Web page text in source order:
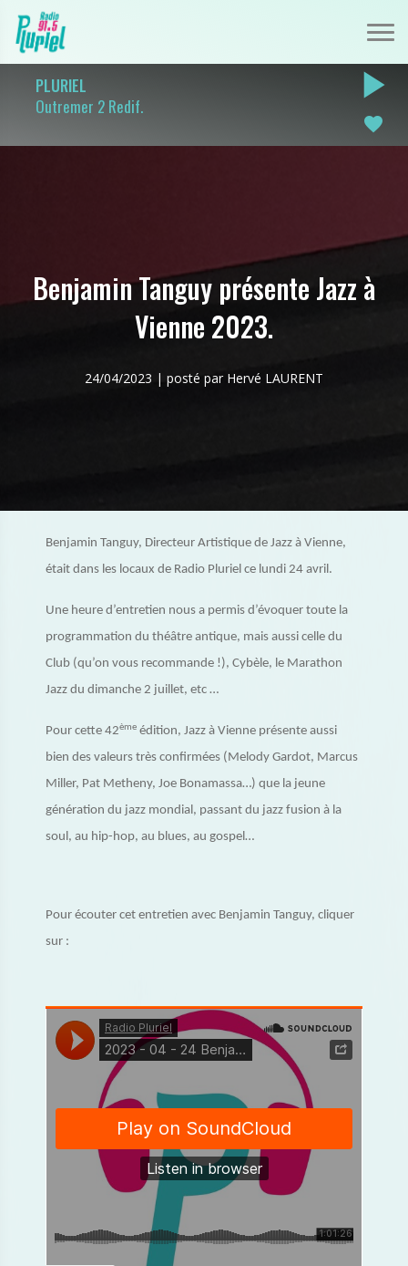
PLURIEL
Outremer 2 Redif.
play_arrow
favorite
Benjamin Tanguy présente Jazz à
Vienne 2023.
24/04/2023 | posté par Hervé LAURENT
Benjamin Tanguy, Directeur Artistique de Jazz à Vienne,
était dans les locaux de Radio Pluriel ce lundi 24 avril.
Une heure d’entretien nous a permis d’évoquer toute la
programmation du théâtre antique, mais aussi celle du
Club (qu’on vous recommande !), Cybèle, le Marathon
Jazz du dimanche 2 juillet, etc …
Pour cette 42ème édition, Jazz à Vienne présente aussi
bien des valeurs très confirmées (Melody Gardot, Marcus
Miller, Pat Metheny, Joe Bonamassa…) que la jeune
génération du jazz mondial, passant du jazz fusion à la
soul, au hip-hop, au blues, au gospel…
Pour écouter cet entretien avec Benjamin Tanguy, cliquer
sur :